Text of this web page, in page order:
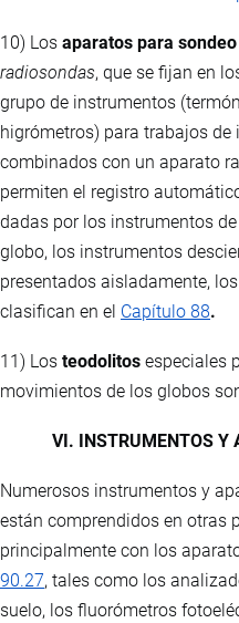
10) Los aparatos para
radiosondas, que se fijan en
grupo de instrumentos
higrómetros) para trabajos
combinados con un aparato
permiten el registro
dadas por los instrumentos
globo, los instrumentos
presentados aisladamente,
clasifican en el Capítulo 88.
11) Los teodolitos especiales
movimientos de los globos
VI. INSTRUMENTOS Y
Numerosos instrumentos y
están comprendidos en otras
principalmente con los
90.27, tales como los
suelo, los fluorómetros